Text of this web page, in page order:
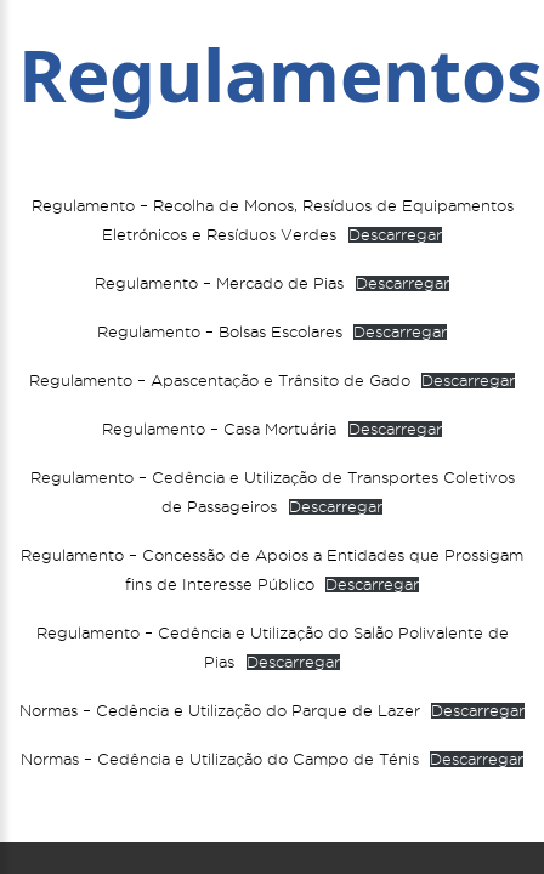
Regulamentos
Regulamento – Recolha de Monos, Resíduos de Equipamentos
Eletrónicos e Resíduos Verdes
Descarregar
Regulamento – Mercado de Pias Descarregar
Regulamento – Bolsas Escolares Descarregar
Regulamento – Apascentação e Trânsito de Gado Descarregar
Regulamento – Casa Mortuária Descarregar
Regulamento – Cedência e Utilização de Transportes Coletivos
de Passageiros
Descarregar
Regulamento – Concessão de Apoios a Entidades que Prossigam
fins de Interesse Público
Descarregar
Regulamento – Cedência e Utilização do Salão Polivalente de
Pias
Descarregar
Normas – Cedência e Utilização do Parque de Lazer Descarregar
Normas – Cedência e Utilização do Campo de Ténis Descarregar